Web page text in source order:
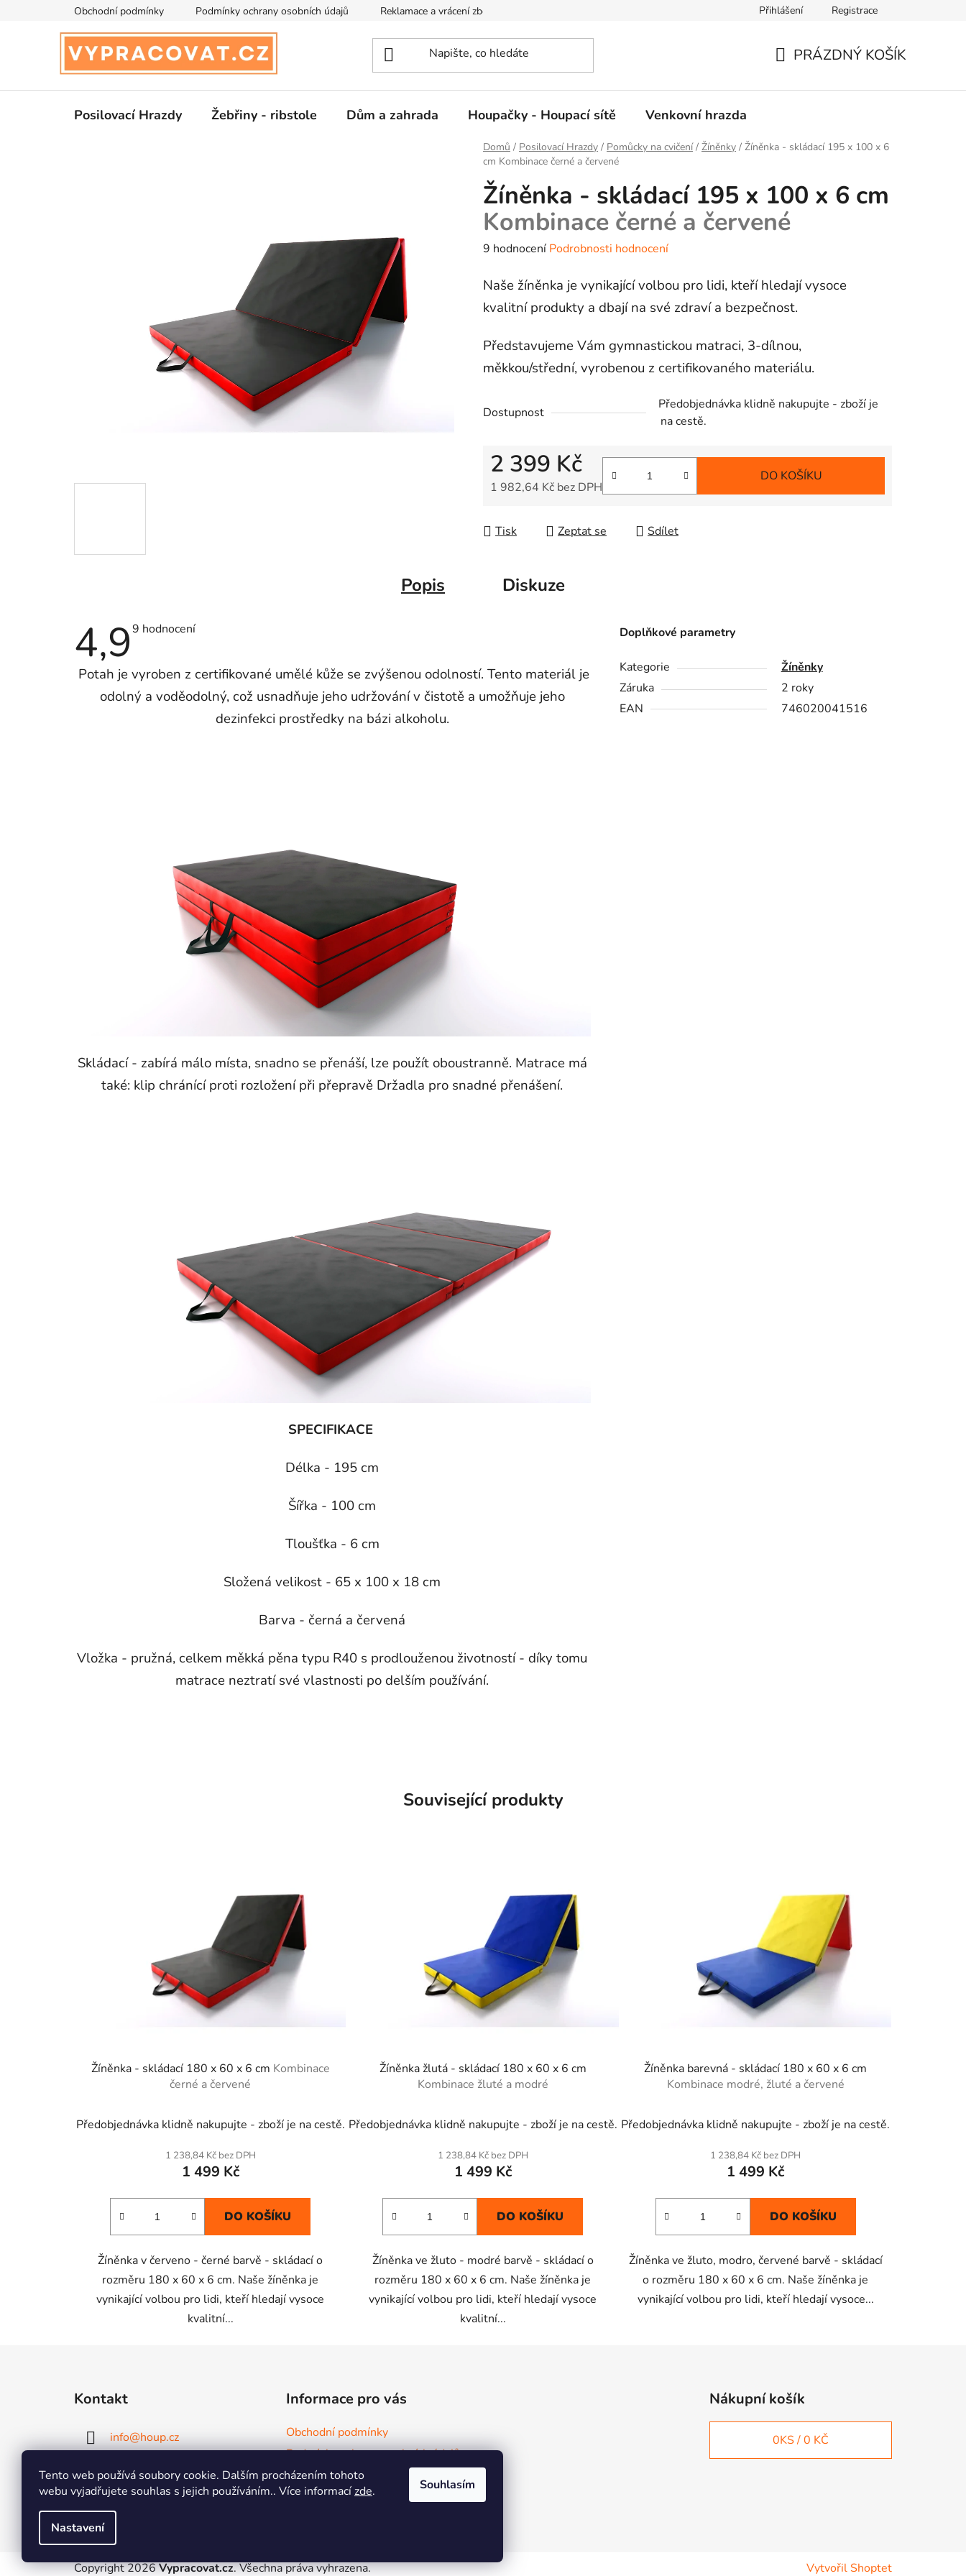
Tento web používá soubory cookie. Dalším procházením tohoto
webu vyjadřujete souhlas s jejich používáním.. Více informacízde.
Nastavení
Souhlasím
Obchodní podmínky Podmínky ochrany osobních údajů Reklamace a vrácení zboží Přihlášení Registrace
PRÁZDNÝ KOŠÍK
Posilovací Hrazdy Žebřiny - ribstole Dům a zahrada Houpačky - Houpací sítě Venkovní hrazda
Domů / Posilovací Hrazdy / Pomůcky na cvičení / Žíněnky / Žíněnka - skládací 195 x 100 x 6
cm Kombinace černé a červené
Žíněnka - skládací 195 x 100 x 6 cm
Kombinace černé a červené
Průměrné
produktu
je
z
5
9 hodnocení Podrobnosti hodnocení
Naše žíněnka je vynikající volbou pro lidi, kteří hledají vysoce
kvalitní produkty a dbají na své zdraví a bezpečnost.
Představujeme Vám gymnastickou matraci, 3-dílnou,
měkkou/střední, vyrobenou z certifikovaného materiálu.
Dostupnost
Předobjednávka klidně nakupujte - zboží je
na cestě.
2 399 Kč
1 982,64 Kč bez DPH
DO KOŠÍKU
Tisk Zeptat se Sdílet
Popis Diskuze
4,9Průměrné
4,9
5
hvězdiček.
9 hodnocení
Potah je vyroben z certifikované umělé kůže se zvýšenou odolností. Tento materiál je
odolný a voděodolný, což usnadňuje jeho udržování v čistotě a umožňuje jeho
dezinfekci prostředky na bázi alkoholu.
Skládací - zabírá málo místa, snadno se přenáší, lze použít oboustranně. Matrace má
také: klip chránící proti rozložení při přepravě Držadla pro snadné přenášení.
SPECIFIKACE
Délka - 195 cm
Šířka - 100 cm
Tloušťka - 6 cm
Složená velikost - 65 x 100 x 18 cm
Barva - černá a červená
Vložka - pružná, celkem měkká pěna typu R40 s prodlouženou životností - díky tomu
matrace neztratí své vlastnosti po delším používání.
Doplňkové parametry
Kategorie
Žíněnky
Záruka
2 roky
EAN
746020041516
Související produkty
Žíněnka - skládací 180 x 60 x 6 cm Kombinace
černé a červené
hodnocení
produktu
je
Předobjednávka klidně nakupujte - zboží je na cestě.
1 238,84 Kč bez DPH
1 499 Kč
DO KOŠÍKU
Žíněnka v červeno - černé barvě - skládací o
rozměru 180 x 60 x 6 cm. Naše žíněnka je
vynikající volbou pro lidi, kteří hledají vysoce
kvalitní...
Žíněnka žlutá - skládací 180 x 60 x 6 cm
Kombinace žluté a modré
hodnocení
produktu
je
Předobjednávka klidně nakupujte - zboží je na cestě.
1 238,84 Kč bez DPH
1 499 Kč
DO KOŠÍKU
Žíněnka ve žluto - modré barvě - skládací o
rozměru 180 x 60 x 6 cm. Naše žíněnka je
vynikající volbou pro lidi, kteří hledají vysoce
kvalitní...
Žíněnka barevná - skládací 180 x 60 x 6 cm
Kombinace modré, žluté a červené
hodnocení
produktu
je
Předobjednávka klidně nakupujte - zboží je na cestě.
1 238,84 Kč bez DPH
1 499 Kč
DO KOŠÍKU
Žíněnka ve žluto, modro, červené barvě - skládací
o rozměru 180 x 60 x 6 cm. Naše žíněnka je
vynikající volbou pro lidi, kteří hledají vysoce...
Kontakt
info@houp.cz
602 143 042
Informace pro vás
Obchodní podmínky
Podmínky ochrany osobních údajů
Reklamace a vrácení zboží
Kontakty
Nákupní košík
0KS /0 KČ
Vytvořil Shoptet
Copyright 2026Vypracovat.cz. Všechna práva vyhrazena.